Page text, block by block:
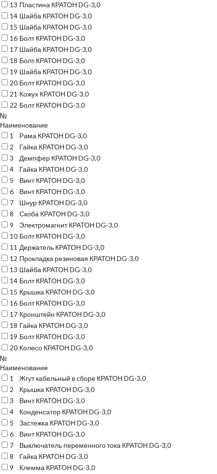
13 Пластина КРАТОН DG-3,0
14 Шайба КРАТОН DG-3,0
15 Шайба КРАТОН DG-3,0
16 Болт КРАТОН DG-3,0
17 Шайба КРАТОН DG-3,0
18 Болт КРАТОН DG-3,0
19 Шайба КРАТОН DG-3,0
20 Болт КРАТОН DG-3,0
21 Кожух КРАТОН DG-3,0
22 Болт КРАТОН DG-3,0
№
Наименование
1
Рама КРАТОН DG-3,0
2
Гайка КРАТОН DG-3,0
3
Демпфер КРАТОН DG-3,0
4
Гайка КРАТОН DG-3,0
5
Винт КРАТОН DG-3,0
6
Винт КРАТОН DG-3,0
7
Шнур КРАТОН DG-3,0
8
Скоба КРАТОН DG-3,0
9
Электромагнит КРАТОН DG-3,0
10 Болт КРАТОН DG-3,0
11 Держатель КРАТОН DG-3,0
12 Прокладка резиновая КРАТОН DG-3,0
13 Шайба КРАТОН DG-3,0
14 Болт КРАТОН DG-3,0
15 Крышка КРАТОН DG-3,0
16 Болт КРАТОН DG-3,0
17 Кронштейн КРАТОН DG-3,0
18 Гайка КРАТОН DG-3,0
19 Болт КРАТОН DG-3,0
20 Колесо КРАТОН DG-3,0
№
Наименование
1
Жгут кабельный в сборе КРАТОН DG-3,0
2
Крышка КРАТОН DG-3,0
3
Винт КРАТОН DG-3,0
4
Конденсатор КРАТОН DG-3,0
5
Застежка КРАТОН DG-3,0
6
Винт КРАТОН DG-3,0
7
Выключатель переменного тока КРАТОН DG-3,0
8
Гайка КРАТОН DG-3,0
9
Клемма КРАТОН DG-3,0